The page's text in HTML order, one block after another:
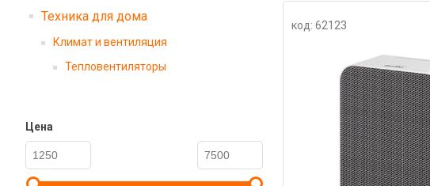
Техника для дома
Климат и вентиляция
Тепловентиляторы
Цена
код: 62123